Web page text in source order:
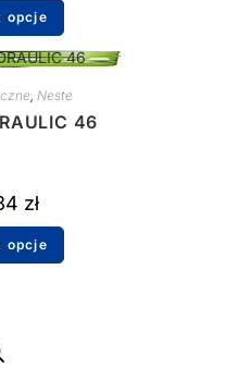
opcje
Neste
46
zł
opcje